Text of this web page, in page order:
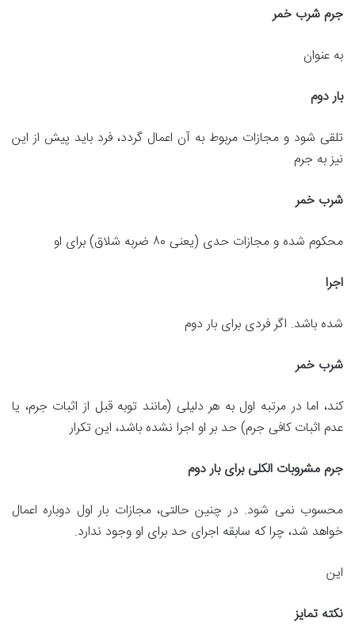
جرم شرب خمر
به عنوان
بار دوم
تلقی شود و مجازات مربوط به آن اعمال گردد، فرد باید پیش از این
نیز به جرم
شرب خمر
محکوم شده و مجازات حدی (یعنی ۸۰ ضربه شلاق) برای او
اجرا
شده باشد. اگر فردی برای بار دوم
شرب خمر
کند، اما در مرتبه اول به هر دلیلی (مانند توبه قبل از اثبات جرم، یا
عدم اثبات کافی جرم) حد بر او اجرا نشده باشد، این تکرار
جرم مشروبات الکلی برای بار دوم
محسوب نمی شود. در چنین حالتی، مجازات بار اول دوباره اعمال
خواهد شد، چرا که سابقه اجرای حد برای او وجود ندارد.
این
نکته تمایز